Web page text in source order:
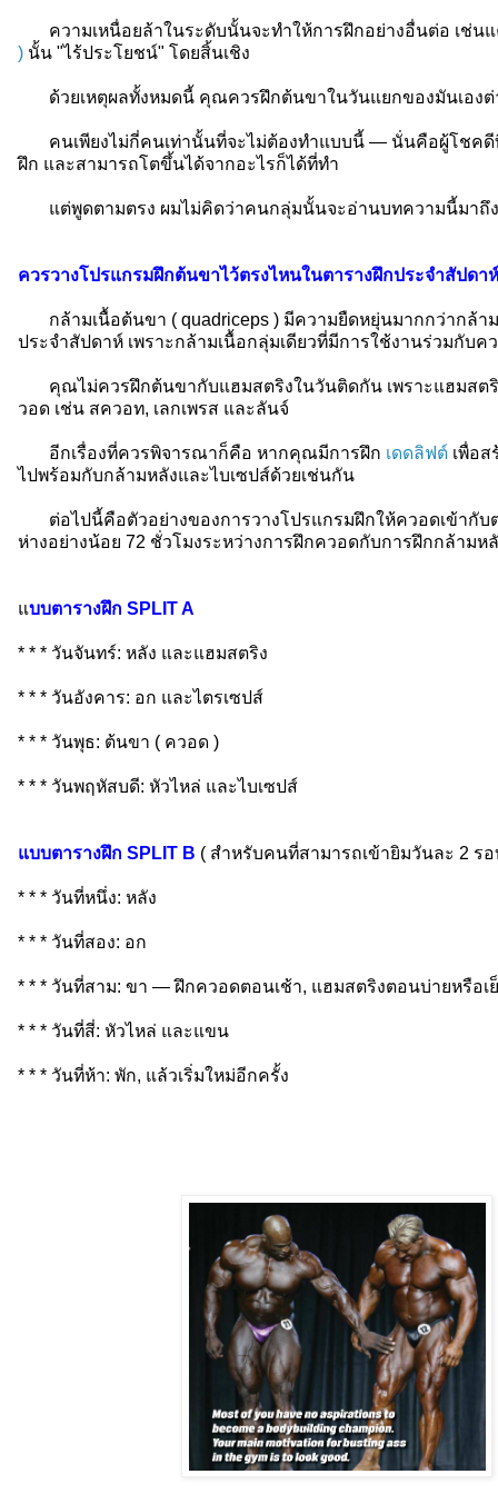
ความเหนื่อยล้าในระดับนั้นจะทำให้การฝึกอย่างอื่นต่อ เช่น
) นั้น "ไร้ประโยชน์" โดยสิ้นเชิง
ด้วยเหตุผลทั้งหมดนี้ คุณควรฝึกต้นขาในวันแยกของมันเองต่
คนเพียงไม่กี่คนเท่านั้นที่จะไม่ต้องทำแบบนี้ — นั่นคือผู้โชคดี
ฝึก และสามารถโตขึ้นได้จากอะไรก็ได้ที่ทำ
แต่พูดตามตรง ผมไม่คิดว่าคนกลุ่มนั้นจะอ่านบทความนี้มาถึ
ควรวางโปรแกรมฝึกต้นขาไว้ตรงไหนในตารางฝึกประจำสัปดาห์
กล้ามเนื้อต้นขา ( quadriceps ) มีความยืดหยุ่นมากกว่ากล้า
ประจำสัปดาห์ เพราะกล้ามเนื้อกลุ่มเดียวที่มีการใช้งานร่วมกับ
คุณไม่ควรฝึกต้นขากับแฮมสตริงในวันติดกัน เพราะแฮมสตริ
วอด เช่น สควอท, เลกเพรส และลันจ์
อีกเรื่องที่ควรพิจารณาก็คือ หากคุณมีการฝึก เดดลิฟต์ เพื่อ
ไปพร้อมกับกล้ามหลังและไบเซปส์ด้วยเช่นกัน
ต่อไปนี้คือตัวอย่างของการวางโปรแกรมฝึกให้ควอดเข้ากับต
ห่างอย่างน้อย 72 ชั่วโมงระหว่างการฝึกควอดกับการฝึกกล้าม
แบบตารางฝึก SPLIT A
* * * วันจันทร์: หลัง และแฮมสตริง
* * * วันอังคาร: อก และไตรเซปส์
* * * วันพุธ: ต้นขา ( ควอด )
* * * วันพฤหัสบดี: หัวไหล่ และไบเซปส์
แบบตารางฝึก SPLIT B ( สำหรับคนที่สามารถเข้ายิมวันละ 2 ร
* * * วันที่หนึ่ง: หลัง
* * * วันที่สอง: อก
* * * วันที่สาม: ขา — ฝึกควอดตอนเช้า, แฮมสตริงตอนบ่ายหรือเ
* * * วันที่สี่: หัวไหล่ และแขน
* * * วันที่ห้า: พัก, แล้วเริ่มใหม่อีกครั้ง